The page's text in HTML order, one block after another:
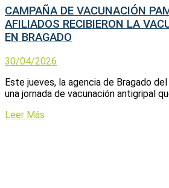
CAMPAÑA DE VACUNACIÓN
AFILIADOS RECIBIERON LA
EN BRAGADO
30/04/2026
Este jueves, la agencia de Bragado
una jornada de vacunación antigripal
Leer Más